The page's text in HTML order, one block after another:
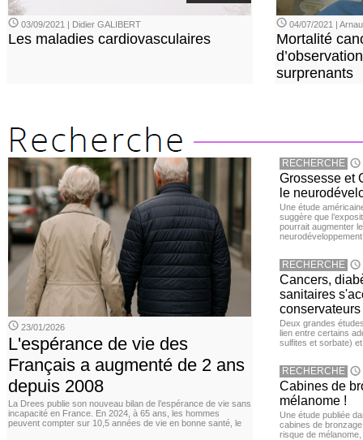
03/09/2021 | Didier GALIBERT
Les maladies cardiovasculaires
04/07/2021 |
Mortalité
surprenants
23/01/2026
L'espérance de vie des
Français a augmenté de 2 ans
depuis 2008
La Drees publie son nouveau bilan de l’espérance de vie sans
incapacité en France. En 2024, à 65 ans, les hommes
peuvent compter sur 10,5 années de vie en bonne santé, le
RECHERCHE
Grossesse et
le
Une étude
suggère que
pourrait augmenter
neurodéveloppement
RECHERCHE
Cancers,
sanitaires
conservateurs
Deux grandes
lien entre certains
sulfites et sorbate)
RECHERCHE
Cabines de
mélanome !
Une étude publiée
cabines de
risque de